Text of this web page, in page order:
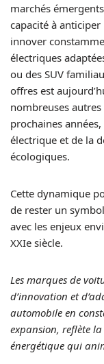
marchés
capacité à
innover
électriques
ou des SUV
offres est
nombreuses
prochaines
électrique et de la
écologiques.
Cette dynamique
de rester un
avec les enjeux
XXIe siècle.
Les marques de
d’innovation et
automobile en
expansion, reflète
énergétique qui